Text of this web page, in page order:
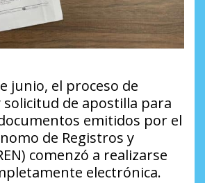
junio, el proceso de
solicitud de apostilla para
emitidos por el
de Registros y
comenzó a realizarse
electrónica.